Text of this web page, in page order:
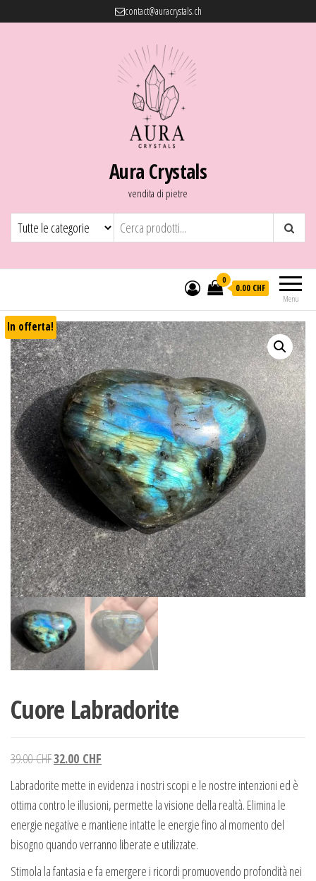
contact@auracrystals.ch
Aura Crystals
vendita di pietre
Menu
0
0.00 CHF
In offerta!
Cuore Labradorite
39.00CHFIl prezzo originale era: 39.00 CHF.
32.00 CHF
Labradorite mette in evidenza i nostri scopi e le nostre intenzioni ed è
ottima contro le illusioni, permette la visione della realtà. Elimina le
energie negative e mantiene intatte le energie fino al momento del
bisogno quando verranno liberate e utilizzate.
Stimola la fantasia e fa emergere i ricordi promuovendo profondità nei